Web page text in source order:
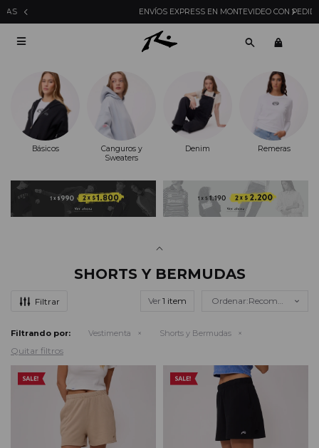
ENVÍOS EXPRESS EN MONTEVIDEO CON PEDIDOS YA

Básicos
Canguros y
Sweaters
Denim Remeras
SHORTS Y BERMUDAS
Ver Recomendados
Filtrando por: Vestimenta Shorts y Bermudas
Quitar filtros